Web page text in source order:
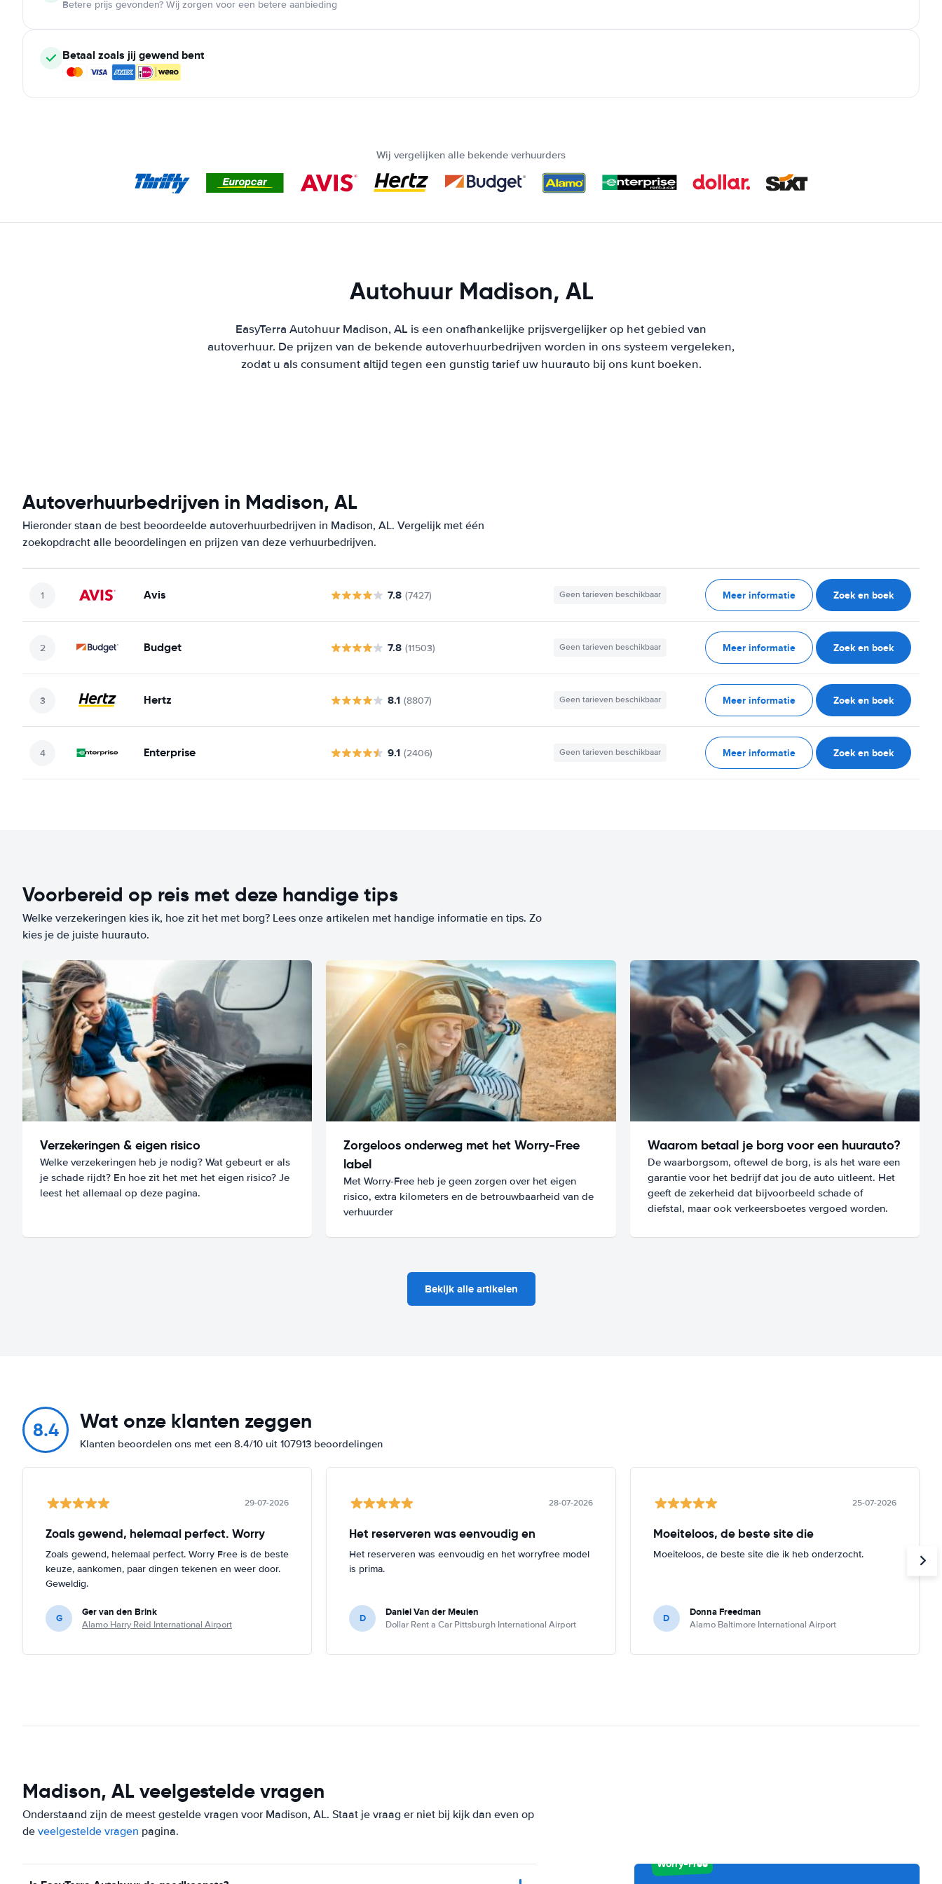
Betere prijs gevonden? Wij zorgen voor een betere aanbieding
Betaal zoals jij gewend bent
Wij vergelijken alle bekende verhuurders
Autohuur Madison, AL
EasyTerra Autohuur Madison, AL is een onafhankelijke prijsvergelijker op het gebied van
autoverhuur. De prijzen van de bekende autoverhuurbedrijven worden in ons systeem vergeleken,
zodat u als consument altijd tegen een gunstig tarief uw huurauto bij ons kunt boeken.
Autoverhuurbedrijven in Madison, AL
Hieronder staan de best beoordeelde autoverhuurbedrijven in Madison, AL. Vergelijk met één
zoekopdracht alle beoordelingen en prijzen van deze verhuurbedrijven.
Avis 7.8 (7427) Geen tarieven beschikbaar Meer informatie Zoek en boek
Budget 7.8 (11503) Geen tarieven beschikbaar Meer informatie Zoek en boek
Hertz 8.1 (8807) Geen tarieven beschikbaar Meer informatie Zoek en boek
Enterprise 9.1 (2406) Geen tarieven beschikbaar Meer informatie Zoek en boek
Voorbereid op reis met deze handige tips
Welke verzekeringen kies ik, hoe zit het met borg? Lees onze artikelen met handige informatie en tips. Zo
kies je de juiste huurauto.
Verzekeringen & eigen risico
Welke verzekeringen heb je nodig? Wat gebeurt er als
je schade rijdt? En hoe zit het met het eigen risico? Je
leest het allemaal op deze pagina.
Zorgeloos onderweg met het Worry-Free
label
Met Worry-Free heb je geen zorgen over het eigen
risico, extra kilometers en de betrouwbaarheid van de
verhuurder
Waarom betaal je borg voor een huurauto?
De waarborgsom, oftewel de borg, is als het ware een
garantie voor het bedrijf dat jou de auto uitleent. Het
geeft de zekerheid dat bijvoorbeeld schade of
diefstal, maar ook verkeersboetes vergoed worden.
Bekijk alle artikelen
8.4 Wat onze klanten zeggen
Klanten beoordelen ons met een 8.4/10 uit 107913 beoordelingen
29-07-2026
Zoals gewend, helemaal perfect. Worry
Zoals gewend, helemaal perfect. Worry Free is de beste
keuze, aankomen, paar dingen tekenen en weer door.
Geweldig.
G Ger van den Brink
Alamo Harry Reid International Airport
28-07-2026
Het reserveren was eenvoudig en
Het reserveren was eenvoudig en het worryfree model
is prima.
D Daniel Van der Meulen
Dollar Rent a Car Pittsburgh International Airport
25-07-2026
Moeiteloos, de beste site die
Moeiteloos, de beste site die ik heb onderzocht.
D Donna Freedman
Alamo Baltimore International Airport
Madison, AL veelgestelde vragen
Onderstaand zijn de meest gestelde vragen voor Madison, AL. Staat je vraag er niet bij kijk dan even op
de veelgestelde vragen pagina.
Worry-Free